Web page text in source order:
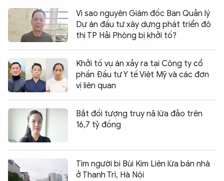
Vì sao nguyên Giám đốc Ban Quản lý
Dự án đầu tư xây dựng phát triển đô
thị TP Hải Phòng bị khởi tố?
Khởi tố vụ án xảy ra tại Công ty cổ
phần Đầu tư Y tế Việt Mỹ và các đơn
vị liên quan
Bắt đối tượng truy nã lừa đảo trên
16,7 tỷ đồng
Tìm người bị Bùi Kim Liên lừa bán nhà
ở Thanh Trì, Hà Nội